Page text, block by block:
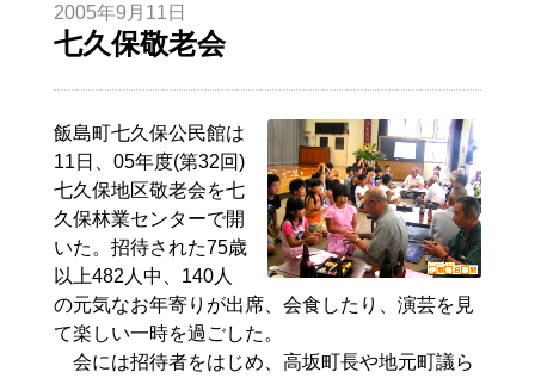
2005年9月11日
七久保敬老会
飯島町七久保公民館は
11日、05年度(第32回)
七久保地区敬老会を七
久保林業センターで開
いた。招待された75歳
以上482人中、140人
の元気なお年寄りが出席、会食したり、演芸を見
て楽しい一時を過ごした。
会には招待者をはじめ、高坂町長や地元町議ら